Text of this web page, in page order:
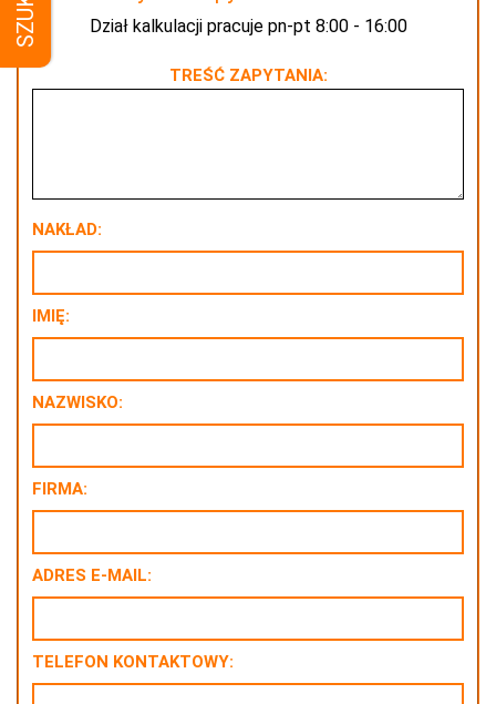
Dział kalkulacji pracuje pn-pt 8:00 - 16:00
TREŚĆ ZAPYTANIA:
NAKŁAD:
IMIĘ:
NAZWISKO:
FIRMA:
ADRES E-MAIL:
TELEFON KONTAKTOWY: